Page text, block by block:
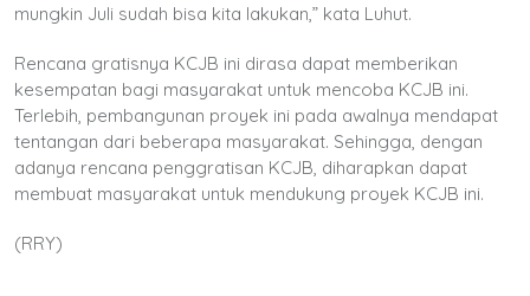
mungkin Juli sudah bisa kita lakukan,” kata Luhut.
Rencana gratisnya KCJB ini dirasa dapat memberikan
kesempatan bagi masyarakat untuk mencoba KCJB ini.
Terlebih, pembangunan proyek ini pada awalnya mendapat
tentangan dari beberapa masyarakat. Sehingga, dengan
adanya rencana penggratisan KCJB, diharapkan dapat
membuat masyarakat untuk mendukung proyek KCJB ini.
(RRY)